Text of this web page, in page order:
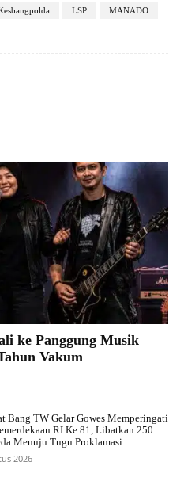
LSP MANADO
ke Panggung Musik
Vakum
Bang TW Gelar Gowes Memperingati
RI Ke 81, Libatkan 250
Menuju Tugu Proklamasi
2026